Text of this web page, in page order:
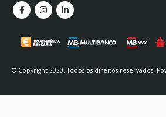
© Copyright 2020. Todos os direitos reservados.